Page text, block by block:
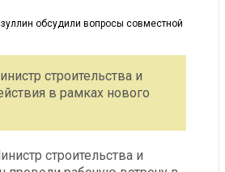
строительства и
в рамках нового
строительства и